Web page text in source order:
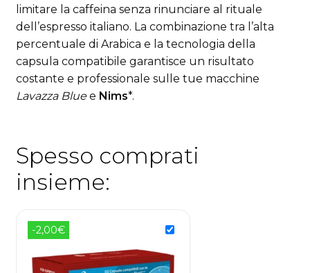
limitare la caffeina senza rinunciare al rituale
dell’espresso italiano. La combinazione tra l’alta
percentuale di Arabica e la tecnologia della
capsula compatibile garantisce un risultato
costante e professionale sulle tue macchine
Lavazza Bluee Nims*.
Spesso comprati
insieme:
-2,00€